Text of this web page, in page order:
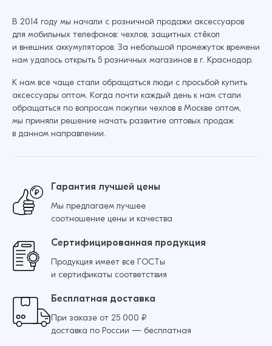
В 2014 году мы начали с розничной продажи аксессуаров
для мобильных телефонов: чехлов, защитных стёкол
и внешних аккумуляторов. За небольшой промежуток времени
нам удалось открыть 5 розничных магазинов в г. Краснодар.
К нам все чаще стали обращаться люди с просьбой купить
аксессуары оптом. Когда почти каждый день к нам стали
обращаться по вопросам покупки чехлов в Москве оптом,
мы приняли решение начать развитие оптовых продаж
в данном направлении.
Гарантия лучшей цены
Мы предлагаем лучшее
соотношение цены и качества
Сертифицированная продукция
Продукция имеет все ГОСТы
и сертификаты соответствия
Бесплатная доставка
При заказе от 25 000 ₽
доставка по России — бесплатная